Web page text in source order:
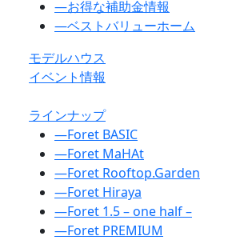
―お得な補助金情報
―ベストバリューホーム
モデルハウス
イベント情報
ラインナップ
―Foret BASIC
―Foret MaHAt
―Foret Rooftop.Garden
―Foret Hiraya
―Foret 1.5 – one half –
―Foret PREMIUM